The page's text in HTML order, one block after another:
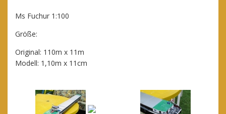
Ms Fuchur 1:100
Größe:
Original: 110m x 11m
Modell: 1,10m x 11cm